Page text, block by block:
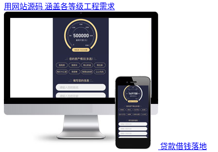
用网站源码 涵盖各等级工程需求
贷款借钱落地